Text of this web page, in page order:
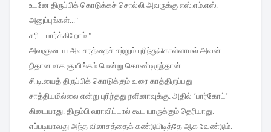
உடனே திருப்பிக் கொடுக்கச் சொல்லி அவருக்கு எஸ்.எம்.எஸ்.
அனுப்புங்கள்..."
சரி... பார்க்கிறோம்."
அவளுடைய அவசரத்தைச் சற்றும் புரிந்துகொள்ளாமல் அவன்
நிதானமாக சூயிங்கம் மென்று கொண்டிருந்தான்.
சி.டி.யைத் திருப்பிக் கொடுக்கும் வரை காத்திருப்பது
சாத்தியமில்லை என்று புரிந்தது நளினாவுக்கு. அதில் ‘பார்கோட்’
கிடையாது. திரும்பி வராவிட்டால் கூட யாருக்கும் தெரியாது.
எப்படியாவது அந்த விலாசத்தைக் கண்டுபிடித்தே ஆக வேண்டும்.